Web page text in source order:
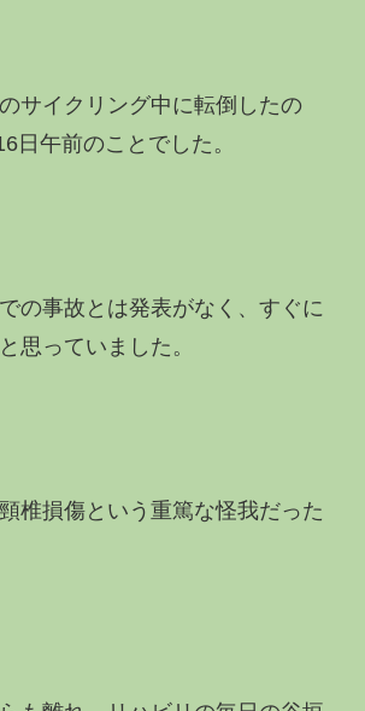
サイクリング中に転倒したの
日午前のことでした。
の事故とは発表がなく、すぐに
思っていました。
椎損傷という重篤な怪我だった